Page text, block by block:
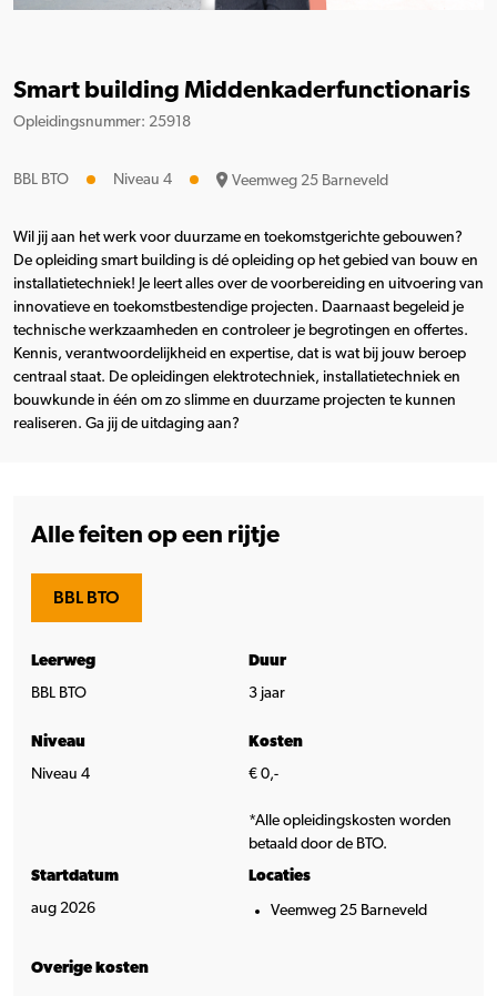
Smart building Middenkaderfunctionaris
Opleidingsnummer: 25918
BBL BTO Niveau 4 Veemweg 25 Barneveld
Wil jij aan het werk voor duurzame en toekomstgerichte gebouwen?
De opleiding smart building is dé opleiding op het gebied van bouw en
installatietechniek! Je leert alles over de voorbereiding en uitvoering van
innovatieve en toekomstbestendige projecten. Daarnaast begeleid je
technische werkzaamheden en controleer je begrotingen en offertes.
Kennis, verantwoordelijkheid en expertise, dat is wat bij jouw beroep
centraal staat. De opleidingen elektrotechniek, installatietechniek en
bouwkunde in één om zo slimme en duurzame projecten te kunnen
realiseren. Ga jij de uitdaging aan?
Alle feiten op een rijtje
BBL BTO
Leerweg
BBL BTO
Duur
3 jaar
Niveau
Niveau 4
Kosten
€ 0,-
*Alle opleidingskosten worden
betaald door de BTO.
Startdatum
aug 2026
Locaties
Veemweg 25 Barneveld
Overige kosten